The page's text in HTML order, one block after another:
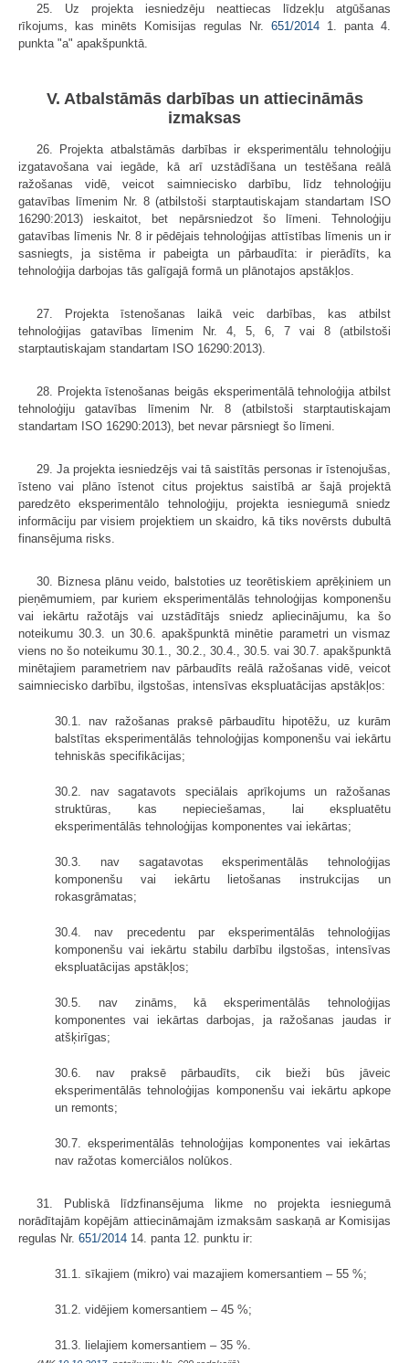
25. Uz projekta iesniedzēju neattiecas līdzekļu atgūšanas
rīkojums, kas minēts Komisijas regulas Nr. 651/2014 1. panta 4.
punkta "a" apakšpunktā.
V. Atbalstāmās darbības un attiecināmās
izmaksas
26. Projekta atbalstāmās darbības ir eksperimentālu tehnoloģiju
izgatavošana vai iegāde, kā arī uzstādīšana un testēšana reālā
ražošanas vidē, veicot saimniecisko darbību, līdz tehnoloģiju
gatavības līmenim Nr. 8 (atbilstoši starptautiskajam standartam ISO
16290:2013) ieskaitot, bet nepārsniedzot šo līmeni. Tehnoloģiju
gatavības līmenis Nr. 8 ir pēdējais tehnoloģijas attīstības līmenis un ir
sasniegts, ja sistēma ir pabeigta un pārbaudīta: ir pierādīts, ka
tehnoloģija darbojas tās galīgajā formā un plānotajos apstākļos.
27. Projekta īstenošanas laikā veic darbības, kas atbilst
tehnoloģijas gatavības līmenim Nr. 4, 5, 6, 7 vai 8 (atbilstoši
starptautiskajam standartam ISO 16290:2013).
28. Projekta īstenošanas beigās eksperimentālā tehnoloģija atbilst
tehnoloģiju gatavības līmenim Nr. 8 (atbilstoši starptautiskajam
standartam ISO 16290:2013), bet nevar pārsniegt šo līmeni.
29. Ja projekta iesniedzējs vai tā saistītās personas ir īstenojušas,
īsteno vai plāno īstenot citus projektus saistībā ar šajā projektā
paredzēto eksperimentālo tehnoloģiju, projekta iesniegumā sniedz
informāciju par visiem projektiem un skaidro, kā tiks novērsts dubultā
finansējuma risks.
30. Biznesa plānu veido, balstoties uz teorētiskiem aprēķiniem un
pieņēmumiem, par kuriem eksperimentālās tehnoloģijas komponenšu
vai iekārtu ražotājs vai uzstādītājs sniedz apliecinājumu, ka šo
noteikumu 30.3. un 30.6. apakšpunktā minētie parametri un vismaz
viens no šo noteikumu 30.1., 30.2., 30.4., 30.5. vai 30.7. apakšpunktā
minētajiem parametriem nav pārbaudīts reālā ražošanas vidē, veicot
saimniecisko darbību, ilgstošas, intensīvas ekspluatācijas apstākļos:
30.1. nav ražošanas praksē pārbaudītu hipotēžu, uz kurām
balstītas eksperimentālās tehnoloģijas komponenšu vai iekārtu
tehniskās specifikācijas;
30.2. nav sagatavots speciālais aprīkojums un ražošanas
struktūras, kas nepieciešamas, lai ekspluatētu
eksperimentālās tehnoloģijas komponentes vai iekārtas;
30.3. nav sagatavotas eksperimentālās tehnoloģijas
komponenšu vai iekārtu lietošanas instrukcijas un
rokasgrāmatas;
30.4. nav precedentu par eksperimentālās tehnoloģijas
komponenšu vai iekārtu stabilu darbību ilgstošas, intensīvas
ekspluatācijas apstākļos;
30.5. nav zināms, kā eksperimentālās tehnoloģijas
komponentes vai iekārtas darbojas, ja ražošanas jaudas ir
atšķirīgas;
30.6. nav praksē pārbaudīts, cik bieži būs jāveic
eksperimentālās tehnoloģijas komponenšu vai iekārtu apkope
un remonts;
30.7. eksperimentālās tehnoloģijas komponentes vai iekārtas
nav ražotas komerciālos nolūkos.
31. Publiskā līdzfinansējuma likme no projekta iesniegumā
norādītajām kopējām attiecināmajām izmaksām saskaņā ar Komisijas
regulas Nr. 651/2014 14. panta 12. punktu ir:
31.1. sīkajiem (mikro) vai mazajiem komersantiem – 55 %;
31.2. vidējiem komersantiem – 45 %;
31.3. lielajiem komersantiem – 35 %.